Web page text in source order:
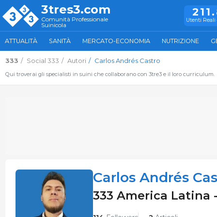
3tres3.com
Comunità Professionale
Suinicola
Utenti
ATTUALITÀ SANITÀ MERCATO-ECONOMIA NUTRIZIONE
333 Social 333 Autori Carlos Andrés Castro
Qui troverai gli specialisti in suini che collaborano con 3tre3 e il loro curriculum.
Carlos Andrés
333 America Latina